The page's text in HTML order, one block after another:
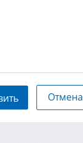
Отмена